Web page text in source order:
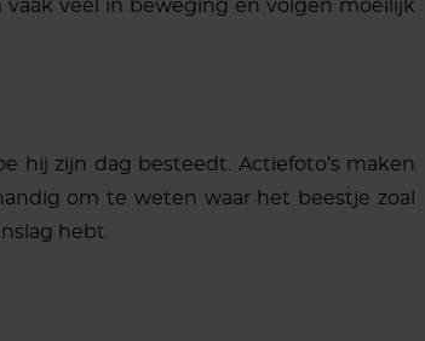
vaak veel in beweging en volgen moeilijk
hij zijn dag besteedt. Actiefoto’s maken
om te weten waar het beestje zoal
hebt.